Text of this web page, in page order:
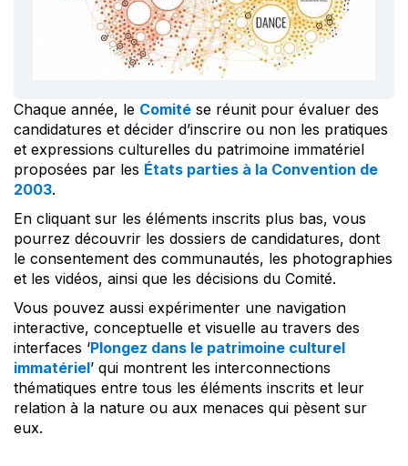
Chaque année, le Comité se réunit pour évaluer des
candidatures et décider d’inscrire ou non les pratiques
et expressions culturelles du patrimoine immatériel
proposées par les États parties à la Convention de
2003.
En cliquant sur les éléments inscrits plus bas, vous
pourrez découvrir les dossiers de candidatures, dont
le consentement des communautés, les photographies
et les vidéos, ainsi que les décisions du Comité.
Vous pouvez aussi expérimenter une navigation
interactive, conceptuelle et visuelle au travers des
interfaces ‘Plongez dans le patrimoine culturel
immatériel’ qui montrent les interconnections
thématiques entre tous les éléments inscrits et leur
relation à la nature ou aux menaces qui pèsent sur
eux.